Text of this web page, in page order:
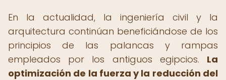
En la actualidad, la ingeniería civil y la
arquitectura continúan beneficiándose de los
principios de las palancas y rampas
empleados por los antiguos egipcios. La
optimización de la fuerza y la reducción del